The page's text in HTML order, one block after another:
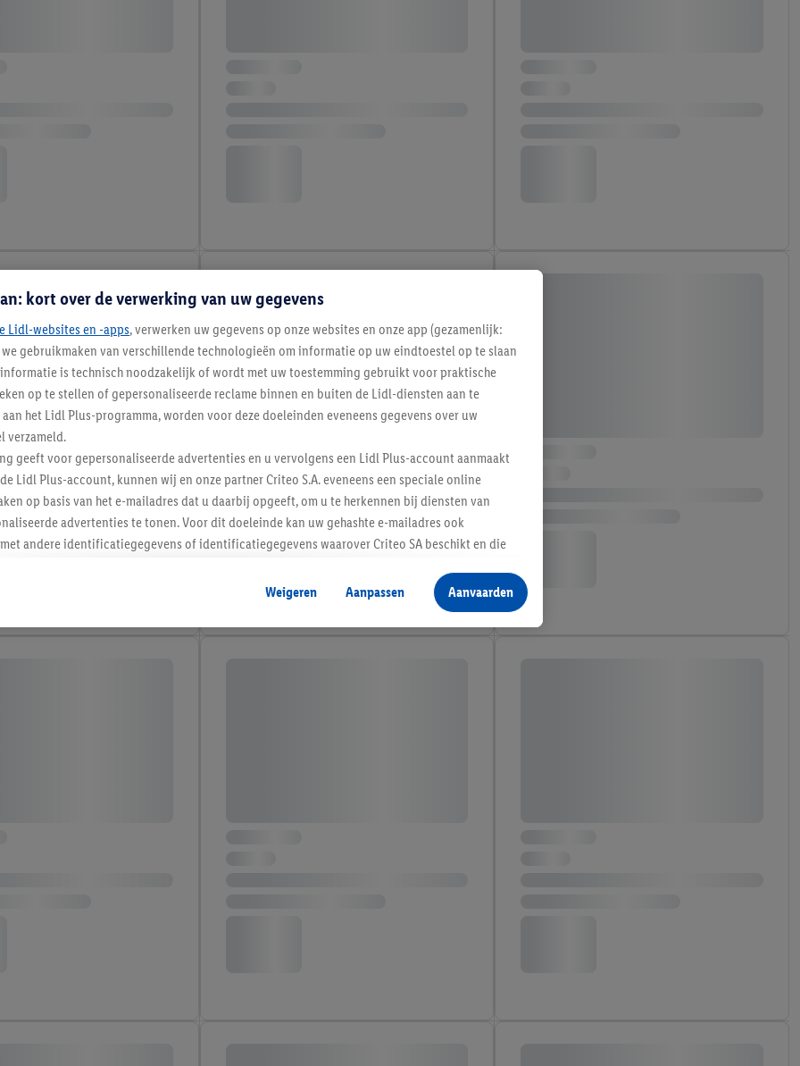
kort over de verwerking van uw gegevens
Lidl-websites en -apps, verwerken uw gegevens op onze websites en onze app (gezamenlijk:
gebruikmaken van verschillende technologieën om informatie op uw eindtoestel op te slaan
is technisch noodzakelijk of wordt met uw toestemming gebruikt voor praktische
op te stellen of gepersonaliseerde reclame binnen en buiten de Lidl-diensten aan te
het Lidl Plus-programma, worden voor deze doeleinden eveneens gegevens over uw
verzameld.
geeft voor gepersonaliseerde advertenties en u vervolgens een Lidl Plus-account aanmaakt
Lidl Plus-account, kunnen wij en onze partner Criteo S.A. eveneens een speciale online
op basis van het e-mailadres dat u daarbij opgeeft, om u te herkennen bij diensten van
advertenties te tonen. Voor dit doeleinde kan uw gehashte e-mailadres ook
andere identificatiegegevens of identificatiegegevens waarover Criteo SA beschikt en die
kunnen advertenties in het kader van retargeting, d.w.z. advertenties voor producten waarin
(bijvoorbeeld door het product in de webshop aan uw winkelmandje toe te voegen, maar het
apparaten en verschillende Lidl-diensten worden weergegeven als er met behulp
Weigeren Aanpassen Aanvaarden